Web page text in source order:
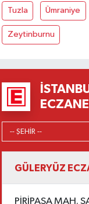
Tuzla Ümraniye
Zeytinburnu
GÜLERYÜZ
PİRİPAŞA MAH.